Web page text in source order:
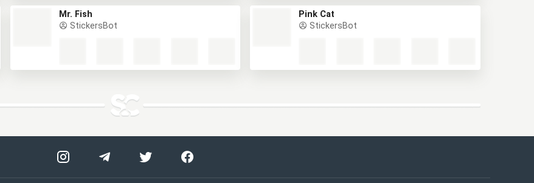
Mr. Fish
StickersBot
Pink Cat
StickersBot